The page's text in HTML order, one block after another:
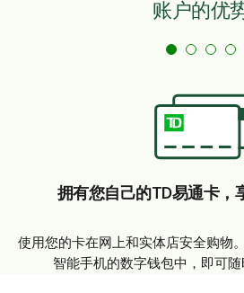
账户的优
拥有您自己的TD易通卡，
使用您的卡在网上和实体店安全购物
智能手机的数字钱包中，即可随